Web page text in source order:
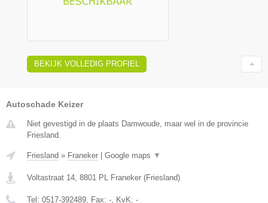
BEKIJK VOLLEDIG PROFIEL
Autoschade Keizer
Niet gevestigd in de plaats Damwoude, maar wel in de provincie
Friesland.
Friesland » Franeker Google maps ▼
Voltastraat 14, 8801 PL Franeker (Friesland)
Tel: 0517-392489, Fax: -, KvK: -